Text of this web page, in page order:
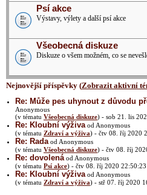
Psí akce
Výstavy, výlety a další psí akce
Všeobecná diskuze
Diskuze o všem možném, co se
Nejnovější příspěvky (Zobrazit aktivní
Re: Může pes uhynout z důvodu
Anonymous
(v tématu Všeobecná diskuze) - sob 21. lis
Re: Kloubní výživa od Anonymous
(v tématu Zdraví a výživa) - čtv 08. říj 2020
Re: Rada od Anonymous
(v tématu Všeobecná diskuze) - čtv 08. říj
Re: dovolená od Anonymous
(v tématu Psí akce) - čtv 08. říj 2020 22:50:23
Re: Kloubní výživa od Anonymous
(v tématu Zdraví a výživa) - stř 07. říj 2020